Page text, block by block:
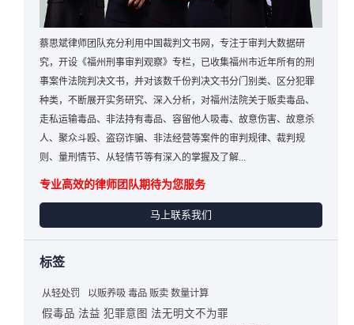
蔡思斌律师团队充分利用中国裁判文书网，专注于审判大数据研
究，开设《福州刑事审判观察》专栏，已收集福州市近年所有的刑
事案件法院判决文书，并对该数千份判决文书分门别类、区分犯罪
种类，不断展开实务研究、深入分析，对福州法院关于贩卖毒品、
走私运输毒品、非法持有毒品、容留他人吸毒、故意伤害、故意杀
人、聚众斗殴、盗窃诈骗、非法经营等案件的审判规律、裁判规
则、量刑情节、从轻情节等有深入的掌握及了解...
专业高效的律师团队期待为您服务
马上联系我们
标签
从轻处罚 以贩养吸 毒品 贩卖 数量计算
假毒品 法益 犯罪意图 法无明文不为罪